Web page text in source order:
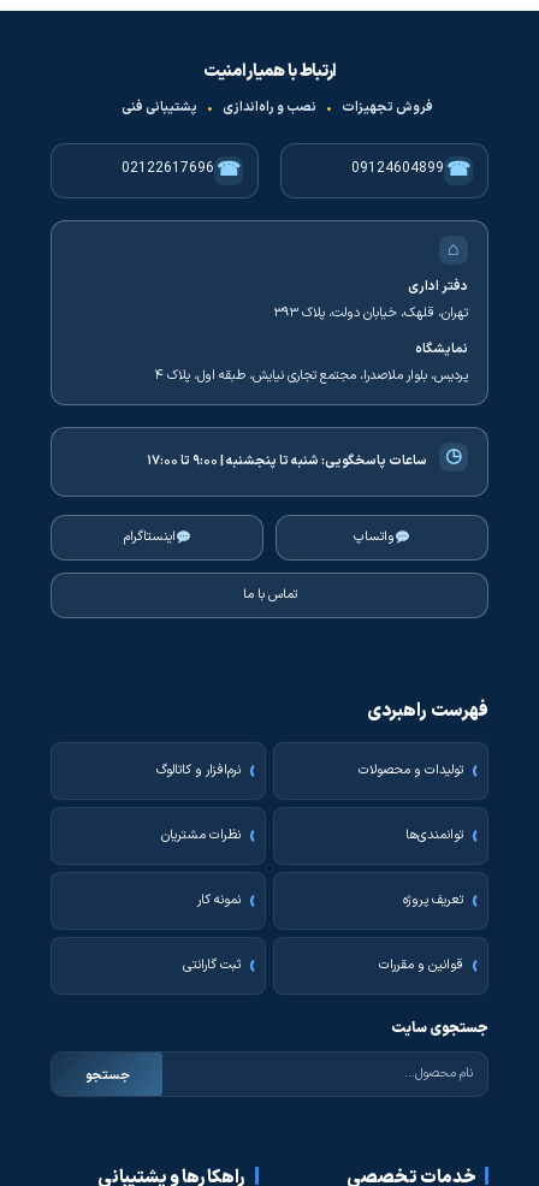
ارتباط با همیار امنیت
فروش تجهیزات • نصب و راه‌اندازی • پشتیبانی فنی
☎
09124604899
☎
02122617696
⌂
دفتر اداری
تهران، قلهک، خیابان دولت، پلاک ۳۹۳
نمایشگاه
پردیس، بلوار ملاصدرا، مجتمع تجاری نیایش، طبقه اول، پلاک ۴
◷ ساعات پاسخگویی:شنبه تا پنجشنبه | ۹:۰۰ تا ۱۷:۰۰
واتساپ اینستاگرام
تماس با ما
فهرست راهبردی
تولیدات و محصولات نرم‌افزار و کاتالوگ
توانمندی‌ها نظرات مشتریان
تعریف پروژه نمونه کار
قوانین و مقررات ثبت گارانتی
جستجوی سایت
جستجو
خدمات تخصصی راهکارها و پشتیبانی